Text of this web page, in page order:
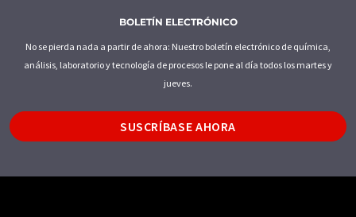
BOLETÍN ELECTRÓNICO
No se pierda nada a partir de ahora: Nuestro boletín electrónico de química,
análisis, laboratorio y tecnología de procesos le pone al día todos los martes y
jueves.
SUSCRÍBASE AHORA